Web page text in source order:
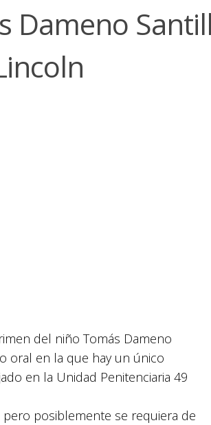
Dameno
del niño Tomás Dameno
oral en la que hay un único
en la Unidad Penitenciaria 49
pero posiblemente se requiera de